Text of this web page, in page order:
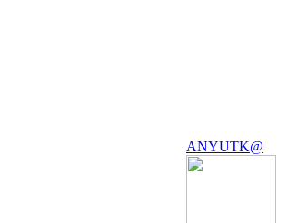
ANYUTK@